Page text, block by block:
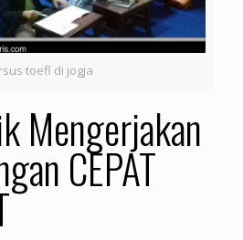
toefl di jogja
Mengerjakan
CEPAT